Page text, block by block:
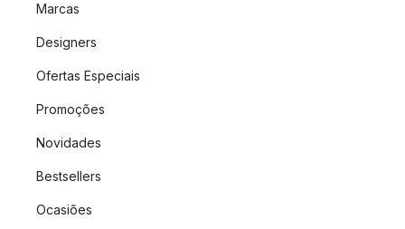
Marcas
Designers
Ofertas Especiais
Promoções
Novidades
Bestsellers
Ocasiões